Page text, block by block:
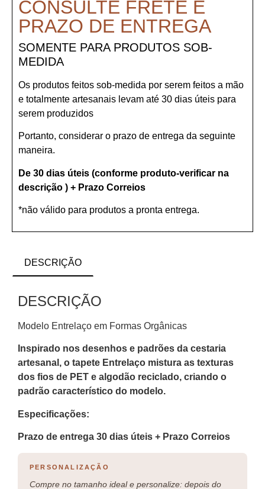
CONSULTE FRETE E
PRAZO DE ENTREGA
SOMENTE PARA PRODUTOS SOB-
MEDIDA
Os produtos feitos sob-medida por serem feitos a mão
e totalmente artesanais levam até 30 dias úteis para
serem produzidos
Portanto, considerar o prazo de entrega da seguinte
maneira.
De 30 dias úteis (conforme produto-verificar na
descrição ) + Prazo Correios
*não válido para produtos a pronta entrega.
DESCRIÇÃO
DESCRIÇÃO
Modelo Entrelaço em Formas Orgânicas
Inspirado nos desenhos e padrões da cestaria
artesanal, o tapete Entrelaço mistura as texturas
dos fios de PET e algodão reciclado, criando o
padrão característico do modelo.
Especificações:
Prazo de entrega 30 dias úteis + Prazo Correios
PERSONALIZAÇÃO
Compre no tamanho ideal e personalize: depois do